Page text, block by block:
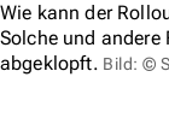
Wie kann der
Solche und andere
abgeklopft. Bild: ©